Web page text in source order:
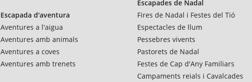
Escapada d'aventura
Aventures a l'aigua
Aventures amb animals
Aventures a coves
Aventures amb trenets
Escapades de Nadal
Fires de Nadal i Festes del Tió
Espectacles de llum
Pessebres vivents
Pastorets de Nadal
Festes de Cap d'Any Familiars
Campaments reials i Cavalcades